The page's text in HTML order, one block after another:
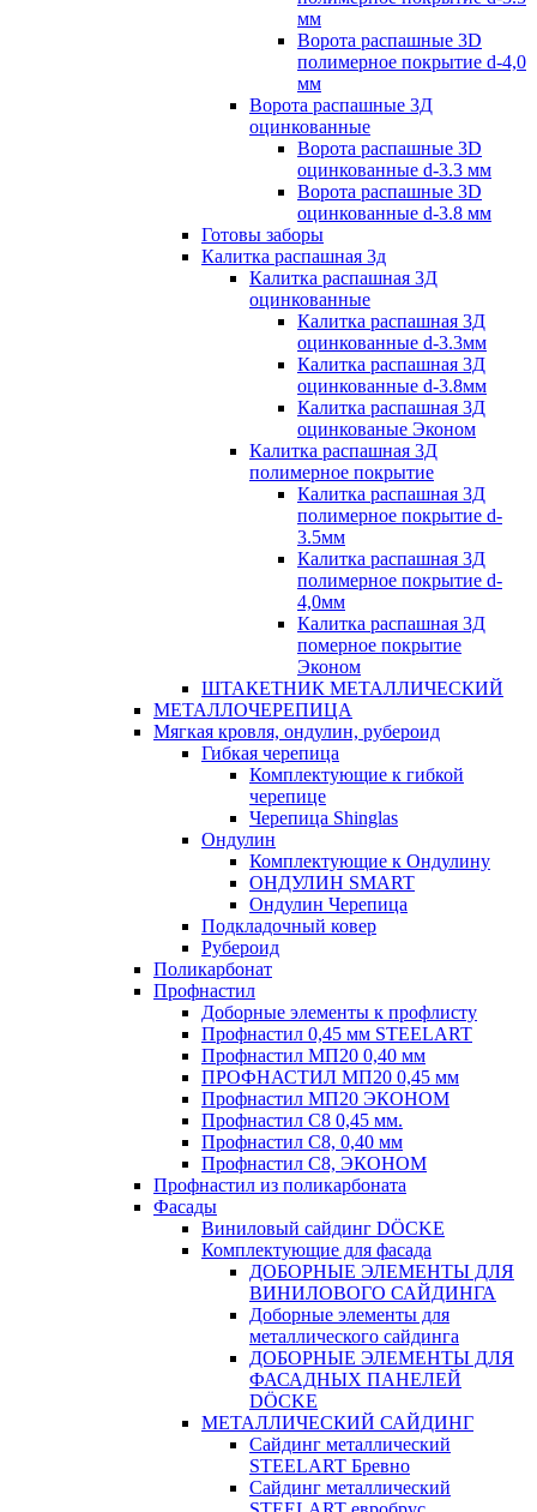
мм
Ворота распашные 3D
полимерное покрытие d-4,0
мм
Ворота распашные 3Д
оцинкованные
Ворота распашные 3D
оцинкованные d-3.3 мм
Ворота распашные 3D
оцинкованные d-3.8 мм
Готовы заборы
Калитка распашная 3д
Калитка распашная 3Д
оцинкованные
Калитка распашная 3Д
оцинкованные d-3.3мм
Калитка распашная 3Д
оцинкованные d-3.8мм
Калитка распашная 3Д
оцинкованые Эконом
Калитка распашная 3Д
полимерное покрытие
Калитка распашная 3Д
полимерное покрытие d-
3.5мм
Калитка распашная 3Д
полимерное покрытие d-
4,0мм
Калитка распашная 3Д
померное покрытие
Эконом
ШТАКЕТНИК МЕТАЛЛИЧЕСКИЙ
МЕТАЛЛОЧЕРЕПИЦА
Мягкая кровля, ондулин, рубероид
Гибкая черепица
Комплектующие к гибкой
черепице
Черепица Shinglas
Ондулин
Комплектующие к Ондулину
ОНДУЛИН SMART
Ондулин Черепица
Подкладочный ковер
Рубероид
Поликарбонат
Профнастил
Доборные элементы к профлисту
Профнастил 0,45 мм STEELART
Профнастил МП20 0,40 мм
ПРОФНАСТИЛ МП20 0,45 мм
Профнастил МП20 ЭКОНОМ
Профнастил С8 0,45 мм.
Профнастил С8, 0,40 мм
Профнастил С8, ЭКОНОМ
Профнастил из поликарбоната
Фасады
Виниловый сайдинг DÖCKE
Комплектующие для фасада
ДОБОРНЫЕ ЭЛЕМЕНТЫ ДЛЯ
ВИНИЛОВОГО САЙДИНГА
Доборные элементы для
металлического сайдинга
ДОБОРНЫЕ ЭЛЕМЕНТЫ ДЛЯ
ФАСАДНЫХ ПАНЕЛЕЙ
DÖCKE
МЕТАЛЛИЧЕСКИЙ САЙДИНГ
Сайдинг металлический
STEELART Бревно
Сайдинг металлический